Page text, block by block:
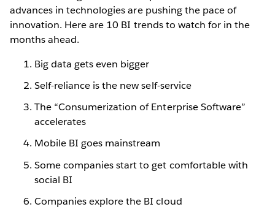
advances in technologies are pushing the pace of
innovation. Here are 10 BI trends to watch for in the
months ahead.
Big data gets even bigger
Self-reliance is the new self-service
The “Consumerization of Enterprise Software”
accelerates
Mobile BI goes mainstream
Some companies start to get comfortable with
social BI
Companies explore the BI cloud